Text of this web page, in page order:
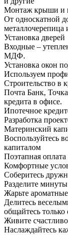
Монтаж крыши и
От односкатной
металлочерепица
Установка дверей
Входные –
МДФ.
Установка окон
Используем
Строительство в
Почта Банк,
кредита в офисе.
Ипотечное
Разработка
Материнский
Воспользуйтесь
капиталом
Поэтапная оплата
Комфортные
Соберитесь
Разделите
Жарьте
Делитесь
общайтесь
Живите
Наслаждайтесь